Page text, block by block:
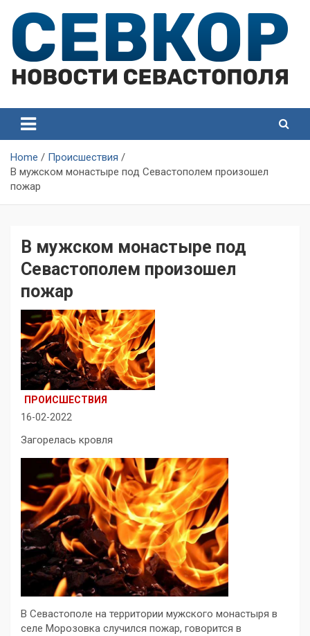
content
Севастополя
Севастополя
Home
Происшествия
В мужском монастыре под Севастополем произошел
пожар
В мужском монастыре под
Севастополем произошел
пожар
ПРОИСШЕСТВИЯ
16-02-2022
Загорелась кровля
В Севастополе на территории мужского монастыря в
селе Морозовка случился пожар, говорится в